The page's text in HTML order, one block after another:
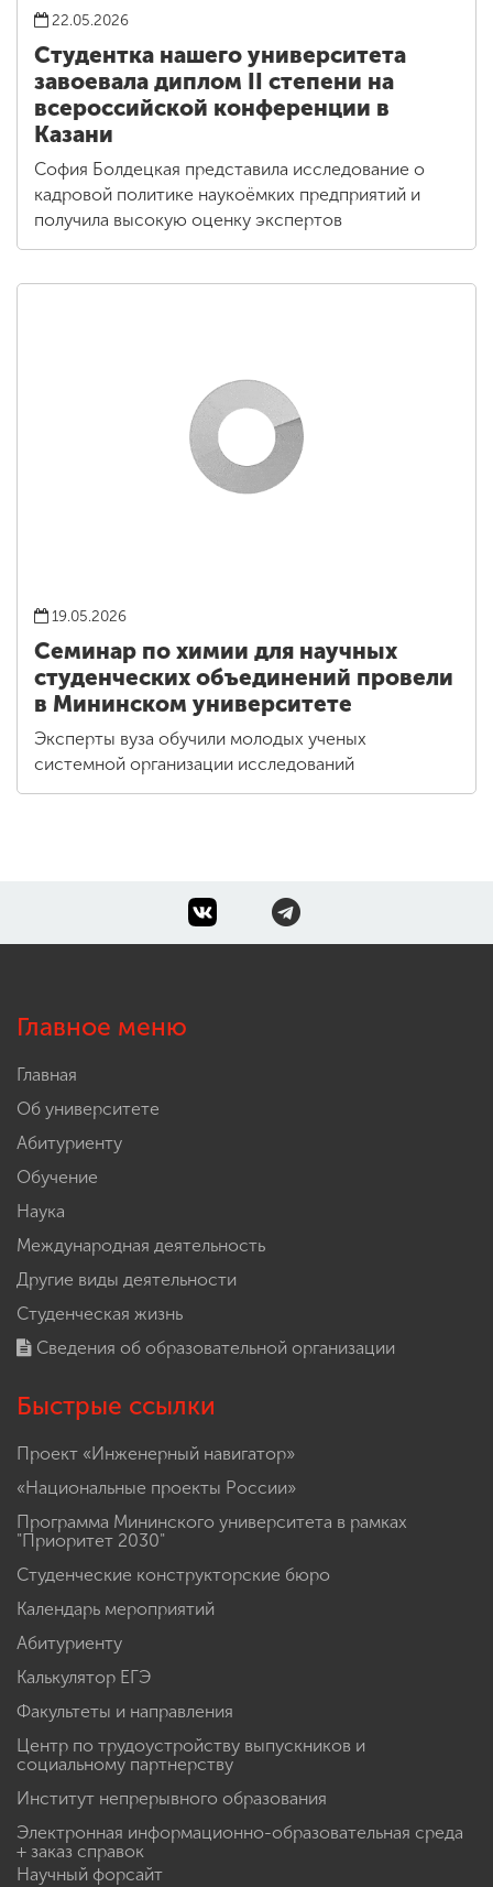
22.05.2026
Студентка нашего университета
завоевала диплом II степени на
всероссийской конференции в
Казани
София Болдецкая представила исследование о
кадровой политике наукоёмких предприятий и
получила высокую оценку экспертов
19.05.2026
Семинар по химии для научных
студенческих объединений провели
в Мининском университете
Эксперты вуза обучили молодых ученых
системной организации исследований
Главное меню
Главная
Об университете
Абитуриенту
Обучение
Наука
Международная деятельность
Другие виды деятельности
Студенческая жизнь
Сведения об образовательной организации
Быстрые ссылки
Проект «Инженерный навигатор»
«Национальные проекты России»
Программа Мининского университета в рамках
"Приоритет 2030"
Студенческие конструкторские бюро
Календарь мероприятий
Абитуриенту
Калькулятор ЕГЭ
Факультеты и направления
Центр по трудоустройству выпускников и
социальному партнерству
Институт непрерывного образования
Электронная информационно-образовательная среда
+ заказ справок
Научный форсайт